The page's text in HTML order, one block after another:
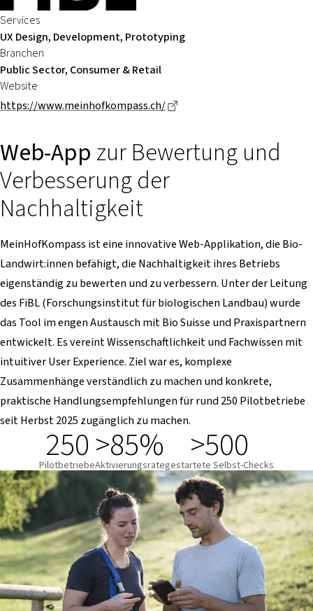
Services
UX Design, Development, Prototyping
Branchen
Public Sector, Consumer & Retail
Website
https://www.meinhofkompass.ch/
Web-App zur Bewertung und
Verbesserung der
Nachhaltigkeit
MeinHofKompass ist eine innovative Web-Applikation, die Bio-
Landwirt:innen befähigt, die Nachhaltigkeit ihres Betriebs
eigenständig zu bewerten und zu verbessern. Unter der Leitung
des FiBL (Forschungsinstitut für biologischen Landbau) wurde
das Tool im engen Austausch mit Bio Suisse und Praxispartnern
entwickelt. Es vereint Wissenschaftlichkeit und Fachwissen mit
intuitiver User Experience. Ziel war es, komplexe
Zusammenhänge verständlich zu machen und konkrete,
praktische Handlungsempfehlungen für rund 250 Pilotbetriebe
seit Herbst 2025 zugänglich zu machen.
250
Pilotbetriebe>85%
Aktivierungsrate >500
gestartete Selbst-Checks